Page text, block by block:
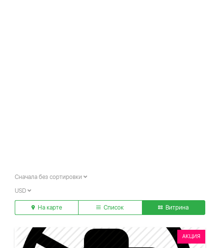
Сначала без сортировки
USD
На карте Список Витрина
АКЦИЯ